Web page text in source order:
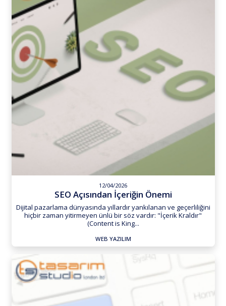
12/04/2026
SEO Açısından İçeriğin Önemi
Dijital pazarlama dünyasında yıllardır yankılanan ve geçerliliğini
hiçbir zaman yitirmeyen ünlü bir söz vardır: "İçerik Kraldır"
(Content is King...
WEB YAZILIM